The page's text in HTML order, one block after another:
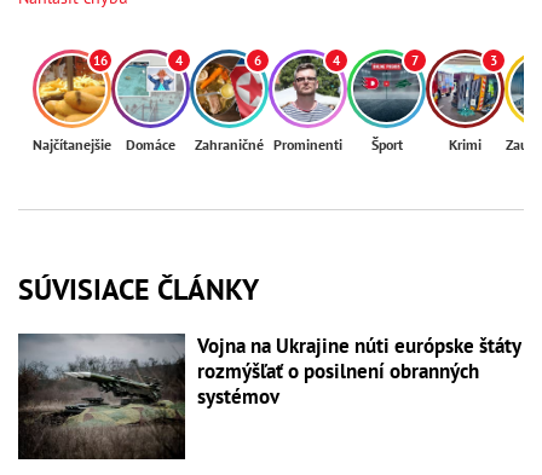
16
Najčítanejšie
4
Domáce
6
Zahraničné
4
Prominenti
7
Šport
3
Krimi
SÚVISIACE ČLÁNKY
Vojna na Ukrajine núti európske štáty
rozmýšľať o posilnení obranných
systémov